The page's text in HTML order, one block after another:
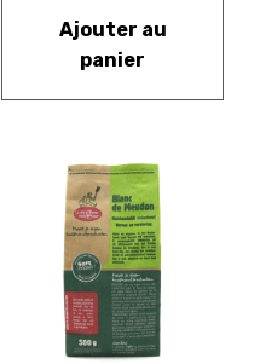
Ajouter au
panier